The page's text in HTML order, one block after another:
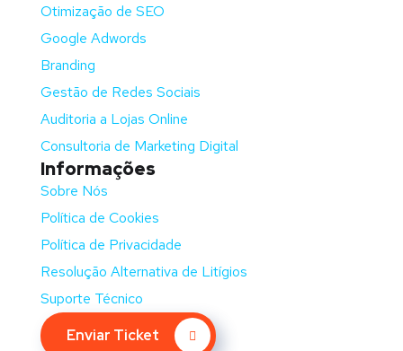
Otimização de SEO
Google Adwords
Branding
Gestão de Redes Sociais
Auditoria a Lojas Online
Consultoria de Marketing Digital
Informações
Sobre Nós
Política de Cookies
Política de Privacidade
Resolução Alternativa de Litígios
Suporte Técnico
Enviar Ticket